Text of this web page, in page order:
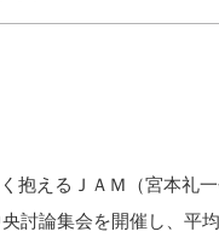
抱えるＪＡＭ（宮本礼
討論集会を開催し、平